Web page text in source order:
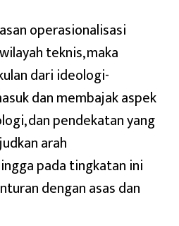
operasionalisasi
teknis, maka
dari ideologi-
dan membajak aspek
dan pendekatan yang
arah
pada tingkatan ini
dengan asas dan